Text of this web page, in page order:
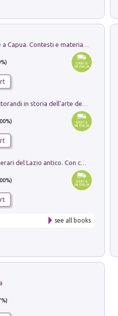
I monumenti funerari del Lazio antico. Con cartella con tavole
see all books